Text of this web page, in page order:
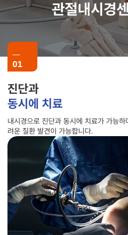
관절내시경
01
진단과
동시에 치료
내시경으로 진단과 동시에 치료가 가능
려운 질환 발견이 가능합니다.